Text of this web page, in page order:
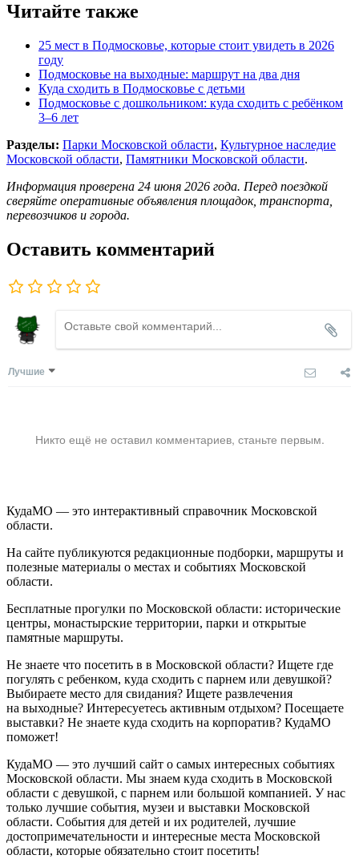
Читайте также
25 мест в Подмосковье, которые стоит увидеть в 2026
году
Подмосковье на выходные: маршрут на два дня
Куда сходить в Подмосковье с детьми
Подмосковье с дошкольником: куда сходить с ребёнком
3–6 лет
Разделы: Парки Московской области, Культурное наследие
Московской области, Памятники Московской области.
Информация проверена 24 июня 2026 года. Перед поездкой
сверяйте оперативные объявления площадок, транспорта,
перевозчиков и города.
Оставить комментарий
Лучшие
Никто ещё не оставил комментариев, станьте первым.
КудаМО — это интерактивный справочник Московской
области.
На сайте публикуются редакционные подборки, маршруты и
полезные материалы о местах и событиях Московской
области.
Бесплатные прогулки по Московской области: исторические
центры, монастырские территории, парки и открытые
памятные маршруты.
Не знаете что посетить в в Московской области? Ищете где
погулять с ребенком, куда сходить с парнем или девушкой?
Выбираете место для свидания? Ищете развлечения
на выходные? Интересуетесь активным отдыхом? Посещаете
выставки? Не знаете куда сходить на корпоратив? КудаМО
поможет!
КудаМО — это лучший сайт о самых интересных событиях
Московской области. Мы знаем куда сходить в Московской
области с девушкой, с парнем или большой компанией. У нас
только лучшие события, музеи и выставки Московской
области. События для детей и их родителей, лучшие
достопримечательности и интересные места Московской
области, которые обязательно стоит посетить!